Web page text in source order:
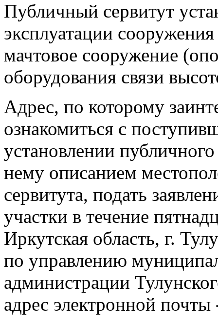
Публичный сервитут
эксплуатации
мачтовое сооружение
оборудования связи
Адрес, по которому
ознакомиться с
установлении
нему описанием
сервитута, подать
участки в течение
Иркутская область, г.
по управлению
администрации
адрес электронной